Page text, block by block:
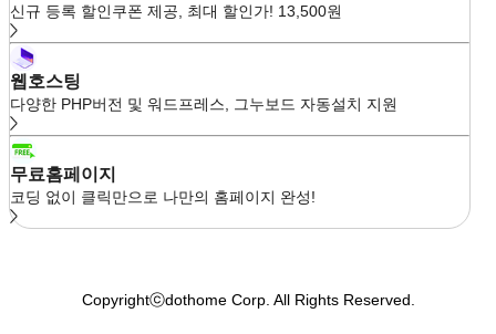
신규 등록 할인쿠폰 제공, 최대 할인가! 13,500원
웹호스팅
다양한 PHP버전 및 워드프레스, 그누보드 자동설치 지원
무료홈페이지
코딩 없이 클릭만으로 나만의 홈페이지 완성!
Copyrightⓒdothome Corp. All Rights Reserved.